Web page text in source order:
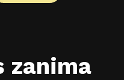
zanima